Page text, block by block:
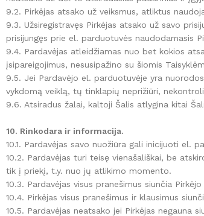
9.2. Pirkėjas atsako už veiksmus, atliktus
9.3. Užsiregistravęs Pirkėjas atsako už savo
prisijungęs prie el. parduotuvės naudodamasis
9.4. Pardavėjas atleidžiamas nuo bet kokios
įsipareigojimus, nesusipažino su šiomis
9.5. Jei Pardavėjo el. parduotuvėje yra
vykdomą veiklą, tų tinklapių neprižiūri,
9.6. Atsiradus žalai, kaltoji Šalis atlygina kitai
10. Rinkodara ir informacija.
10.1. Pardavėjas savo nuožiūra gali inicijuoti el.
10.2. Pardavėjas turi teisę vienašališkai, be
tik į priekį, t.y. nuo jų atlikimo momento.
10.3. Pardavėjas visus pranešimus siunčia
10.4. Pirkėjas visus pranešimus ir klausimus
10.5. Pardavėjas neatsako jei Pirkėjas